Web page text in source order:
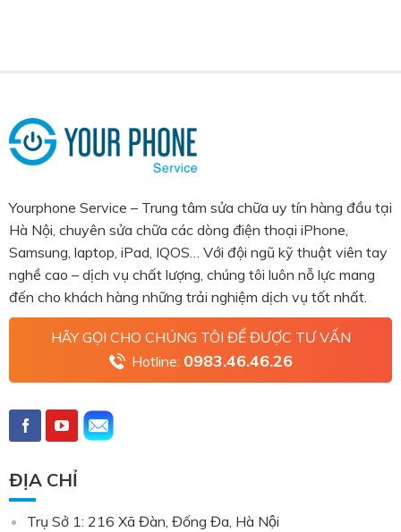
Yourphone Service – Trung tâm sửa chữa uy tín hàng đầu tại
Hà Nội, chuyên sửa chữa các dòng điện thoại iPhone,
Samsung, laptop, iPad, IQOS… Với đội ngũ kỹ thuật viên tay
nghề cao – dịch vụ chất lượng, chúng tôi luôn nỗ lực mang
đến cho khách hàng những trải nghiệm dịch vụ tốt nhất.
HÃY GỌI CHO CHÚNG TÔI ĐỂ ĐƯỢC TƯ VẤN
Hotline: 0983.46.46.26
ĐỊA CHỈ
Trụ Sở 1: 216 Xã Đàn, Đống Đa, Hà Nội